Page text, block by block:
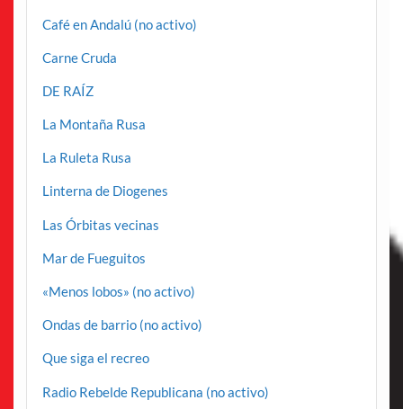
Café en Andalú (no activo)
Carne Cruda
DE RAÍZ
La Montaña Rusa
La Ruleta Rusa
Linterna de Diogenes
Las Órbitas vecinas
Mar de Fueguitos
«Menos lobos» (no activo)
Ondas de barrio (no activo)
Que siga el recreo
Radio Rebelde Republicana (no activo)